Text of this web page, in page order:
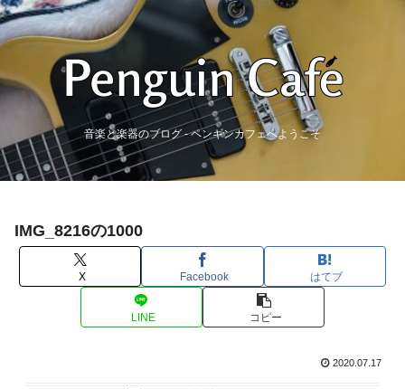
音楽と楽器のブログ - ペンギンカフェへようこそ
IMG_8216の1000
X Facebook はてブ
LINE コピー
2020.07.17